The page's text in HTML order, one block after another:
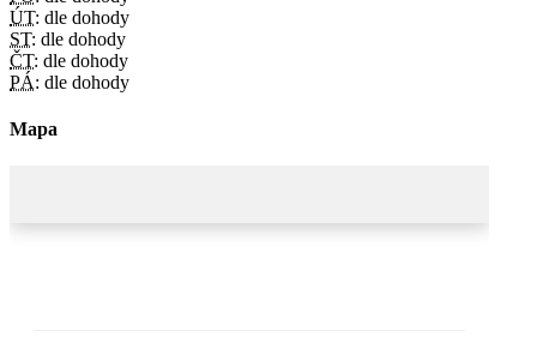
ÚT: dle dohody
ST: dle dohody
ČT: dle dohody
PÁ: dle dohody
Mapa